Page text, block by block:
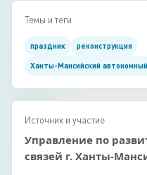
Темы и теги
праздник реконструкция
Ханты-Мансийский
Источник и участие
Управление по
связей г. Ханты-